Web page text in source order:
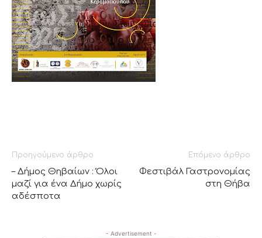
Προηγούμενο άρθρο
– Δήμος Θηβαίων : Όλοι
μαζί για ένα Δήμο χωρίς
αδέσποτα
Επόμενο άρθρο
Φεστιβάλ Γαστρονομίας
στη Θήβα
- Advertisement -